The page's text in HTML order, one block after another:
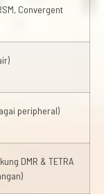
Convergent
peripheral)
DMR & TETRA